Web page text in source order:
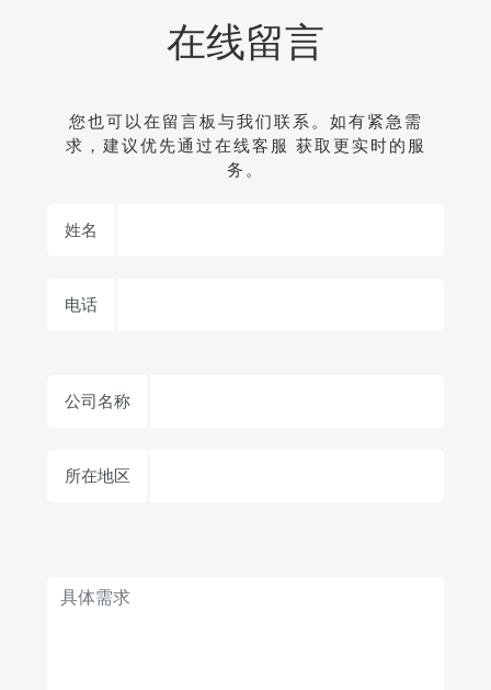
在线留言
您也可以在留言板与我们联系。如有紧急需
求，建议优先通过在线客服 获取更实时的服
务。
姓名
电话
公司名称
所在地区